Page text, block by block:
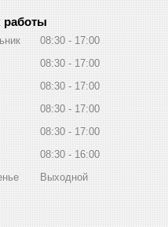
работы
08:30
17:00
08:30
17:00
08:30
17:00
08:30
17:00
08:30
17:00
08:30
16:00
Выходной